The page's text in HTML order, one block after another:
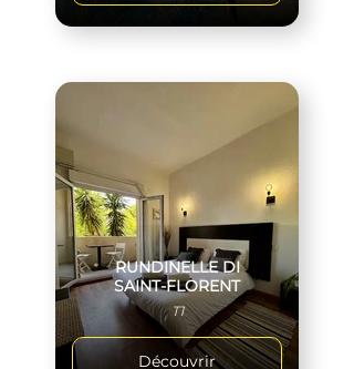
RUNDINELLE DI
SAINT-FLORENT
T1
Découvrir